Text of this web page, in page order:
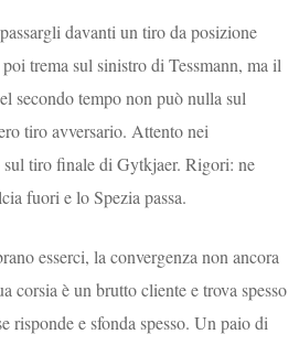
davanti un tiro da posizione
trema sul sinistro di Tessmann, ma il
secondo tempo non può nulla sul
tiro avversario. Attento nei
tiro finale di Gytkjaer. Rigori: ne
fuori e lo Spezia passa.
esserci, la convergenza non ancora
corsia è un brutto cliente e trova spesso
risponde e sfonda spesso. Un paio di